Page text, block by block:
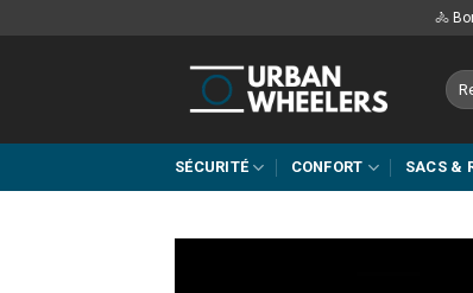
au
🚴
pour
SÉCURITÉ CONFORT SACS &